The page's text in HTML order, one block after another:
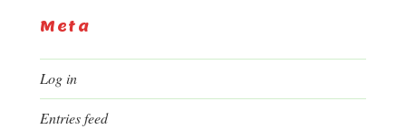
Meta
Log in
Entries feed